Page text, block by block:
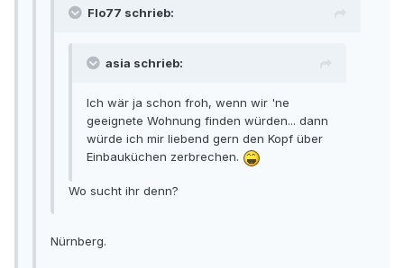
Flo77 schrieb:
asia schrieb:
Ich wär ja schon froh, wenn wir 'ne
geeignete Wohnung finden würden... dann
würde ich mir liebend gern den Kopf über
Einbauküchen zerbrechen.
Wo sucht ihr denn?
Nürnberg.